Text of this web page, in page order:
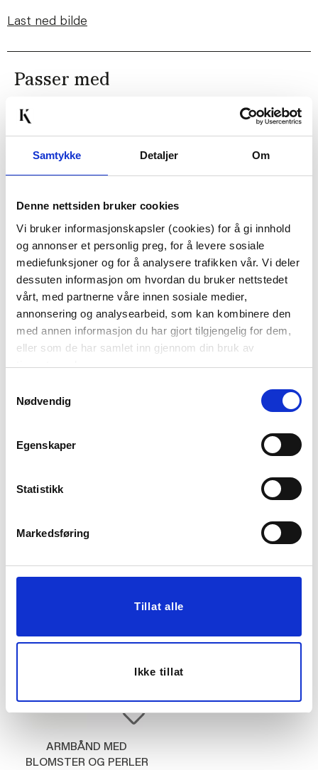
Samtykke Detaljer Om
Denne nettsiden bruker cookies
Vi bruker informasjonskapsler (cookies) for å gi innhold
og annonser et personlig preg, for å levere sosiale
mediefunksjoner og for å analysere trafikken vår. Vi deler
dessuten informasjon om hvordan du bruker nettstedet
vårt, med partnerne våre innen sosiale medier,
annonsering og analysearbeid, som kan kombinere den
med annen informasjon du har gjort tilgjengelig for dem,
eller som de har samlet inn gjennom din bruk av
tjenestene deres.
Nødvendig
Egenskaper
Statistikk
Markedsføring
Tillat alle
Ikke tillat
Last ned bilde
Passer med
20%
TENNISARMBÅND,
JUSTERBART, SØLV
249,00
199,20
KJØP
ARMBÅND MED
PERLER
199,00
KJØP
TENNISARMBÅND,
249,00
KJØP
ANKLET MED EMALJE,
199,20
KJØP
ARMBÅND MED
BLOMSTER OG PERLER